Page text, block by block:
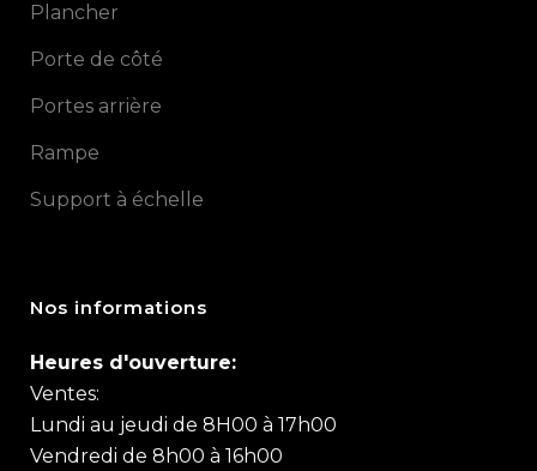
Plancher
Porte de côté
Portes arrière
Rampe
Support à échelle
Nos informations
Heures d'ouverture:
Ventes:
Lundi au jeudi de 8H00 à 17h00
Vendredi de 8h00 à 16h00